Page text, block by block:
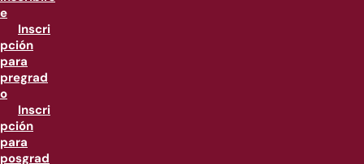
e
Inscri
pción
para
pregrad
o
Inscri
pción
para
posgrad